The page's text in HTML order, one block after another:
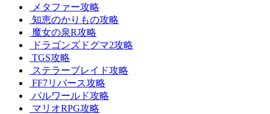
メタファー攻略
知恵のかりもの攻略
魔女の泉R攻略
ドラゴンズドグマ2攻略
TGS攻略
ステラーブレイド攻略
FF7リバース攻略
パルワールド攻略
マリオRPG攻略